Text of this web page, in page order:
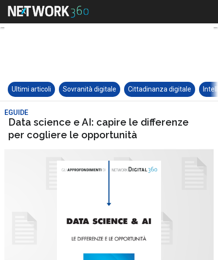
Ultimi articoli Sovranità digitale Cittadinanza digitale
EGUIDE
Data science e AI: capire le differenze
per cogliere le opportunità